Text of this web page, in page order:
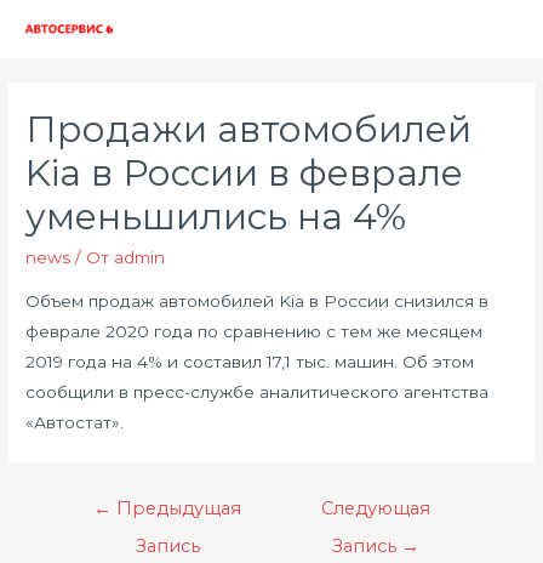
Продажи автомобилей
Kia в России в феврале
уменьшились на 4%
news / От admin
Объем продаж автомобилей Kia в России снизился в
феврале 2020 года по сравнению с тем же месяцем
2019 года на 4% и составил 17,1 тыс. машин. Об этом
сообщили в пресс-службе аналитического агентства
«Автостат».
Навигация
← Предыдущая
Запись
Следующая
Запись →